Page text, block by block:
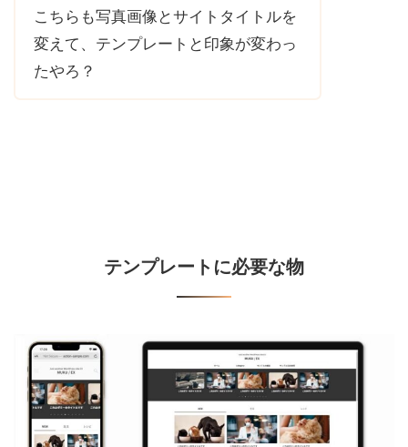
こちらも写真画像とサイトタイトルを
変えて、テンプレートと印象が変わっ
たやろ？
テンプレートに必要な物